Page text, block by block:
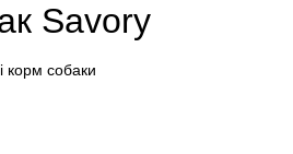
Savory